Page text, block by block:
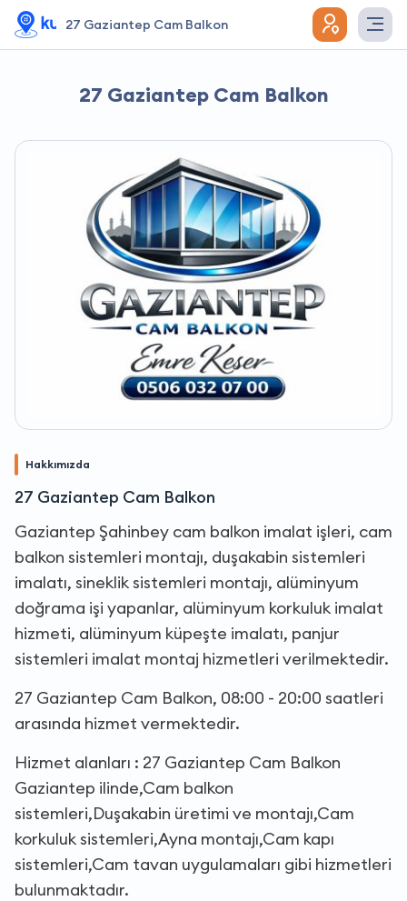
27 Gaziantep Cam Balkon
27 Gaziantep Cam Balkon
Hakkımızda
27 Gaziantep Cam Balkon
Gaziantep Şahinbey cam balkon imalat işleri, cam
balkon sistemleri montajı, duşakabin sistemleri
imalatı, sineklik sistemleri montajı, alüminyum
doğrama işi yapanlar, alüminyum korkuluk imalat
hizmeti, alüminyum küpeşte imalatı, panjur
sistemleri imalat montaj hizmetleri verilmektedir.
27 Gaziantep Cam Balkon, 08:00 - 20:00 saatleri
arasında hizmet vermektedir.
Hizmet alanları : 27 Gaziantep Cam Balkon
Gaziantep ilinde,Cam balkon
sistemleri,Duşakabin üretimi ve montajı,Cam
korkuluk sistemleri,Ayna montajı,Cam kapı
sistemleri,Cam tavan uygulamaları gibi hizmetleri
bulunmaktadır.